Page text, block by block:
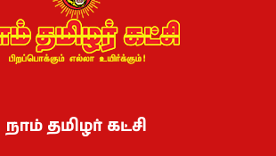
நாம் தமிழர் கட்சி